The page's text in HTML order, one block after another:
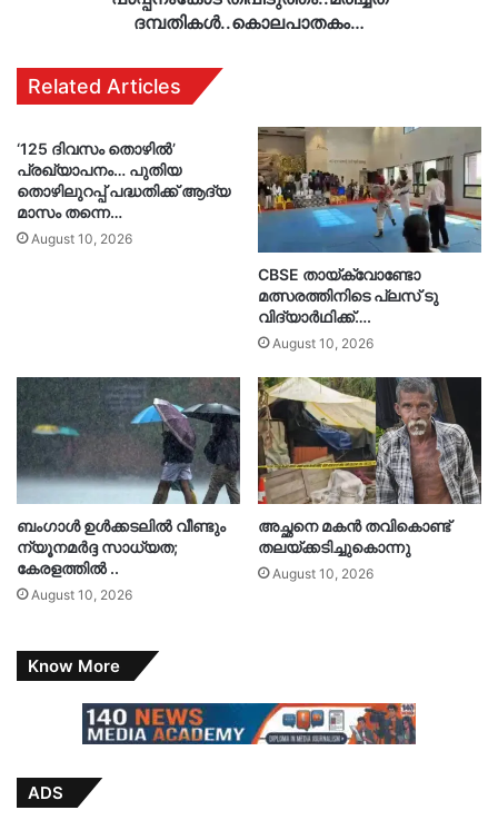
ദമ്പതികൾ..കൊലപാതകം…
Related Articles
‘125 ദിവസം തൊഴിൽ’
പ്രഖ്യാപനം… പുതിയ
തൊഴിലുറപ്പ് പദ്ധതിക്ക് ആദ്യ
മാസം തന്നെ…
August 10, 2026
CBSE തായ്ക്വോണ്ടോ
മത്സരത്തിനിടെ പ്ലസ് ടു
വിദ്യാർഥിക്ക്….
August 10, 2026
ബംഗാൾ ഉൾക്കടലിൽ വീണ്ടും
ന്യൂനമർദ്ദ സാധ്യത;
കേരളത്തിൽ ..
August 10, 2026
അച്ഛനെ മകൻ തവികൊണ്ട്
തലയ്ക്കടിച്ചുകൊന്നു
August 10, 2026
Know More
ADS